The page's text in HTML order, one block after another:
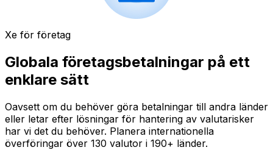
Xe för företag
Globala företagsbetalningar på ett
enklare sätt
Oavsett om du behöver göra betalningar till andra länder
eller letar efter lösningar för hantering av valutarisker
har vi det du behöver. Planera internationella
överföringar över 130 valutor i 190+ länder.